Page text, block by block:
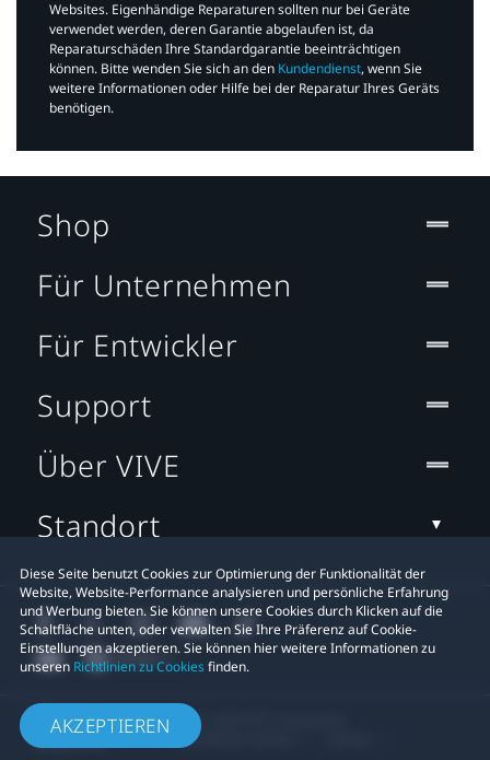
Websites. Eigenhändige Reparaturen sollten nur bei Geräte
verwendet werden, deren Garantie abgelaufen ist, da
Reparaturschäden Ihre Standardgarantie beeinträchtigen
können. Bitte wenden Sie sich an den Kundendienst, wenn Sie
weitere Informationen oder Hilfe bei der Reparatur Ihres Geräts
benötigen.​
Diese Seite benutzt Cookies zur Optimierung der Funktionalität der
Website, Website-Performance analysieren und persönliche Erfahrung
und Werbung bieten. Sie können unsere Cookies durch Klicken auf die
Schaltfläche unten, oder verwalten Sie Ihre Präferenz auf Cookie-
Einstellungen akzeptieren. Sie können hier weitere Informationen zu
unseren Richtlinien zu Cookiesfinden.
AKZEPTIEREN
Shop
Für Unternehmen
Für Entwickler
Support
Über VIVE
Standort
© 2011-2026 HTC Corporation
Rechtlicher Hinweis